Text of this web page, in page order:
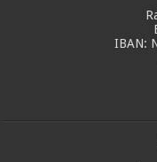
IBAN: